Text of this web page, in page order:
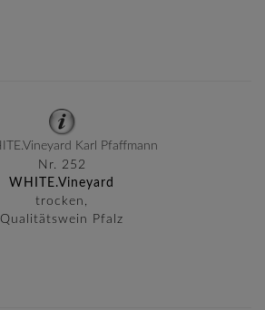
Nr. 252
WHITE.Vineyard
trocken,
Qualitätswein Pfalz